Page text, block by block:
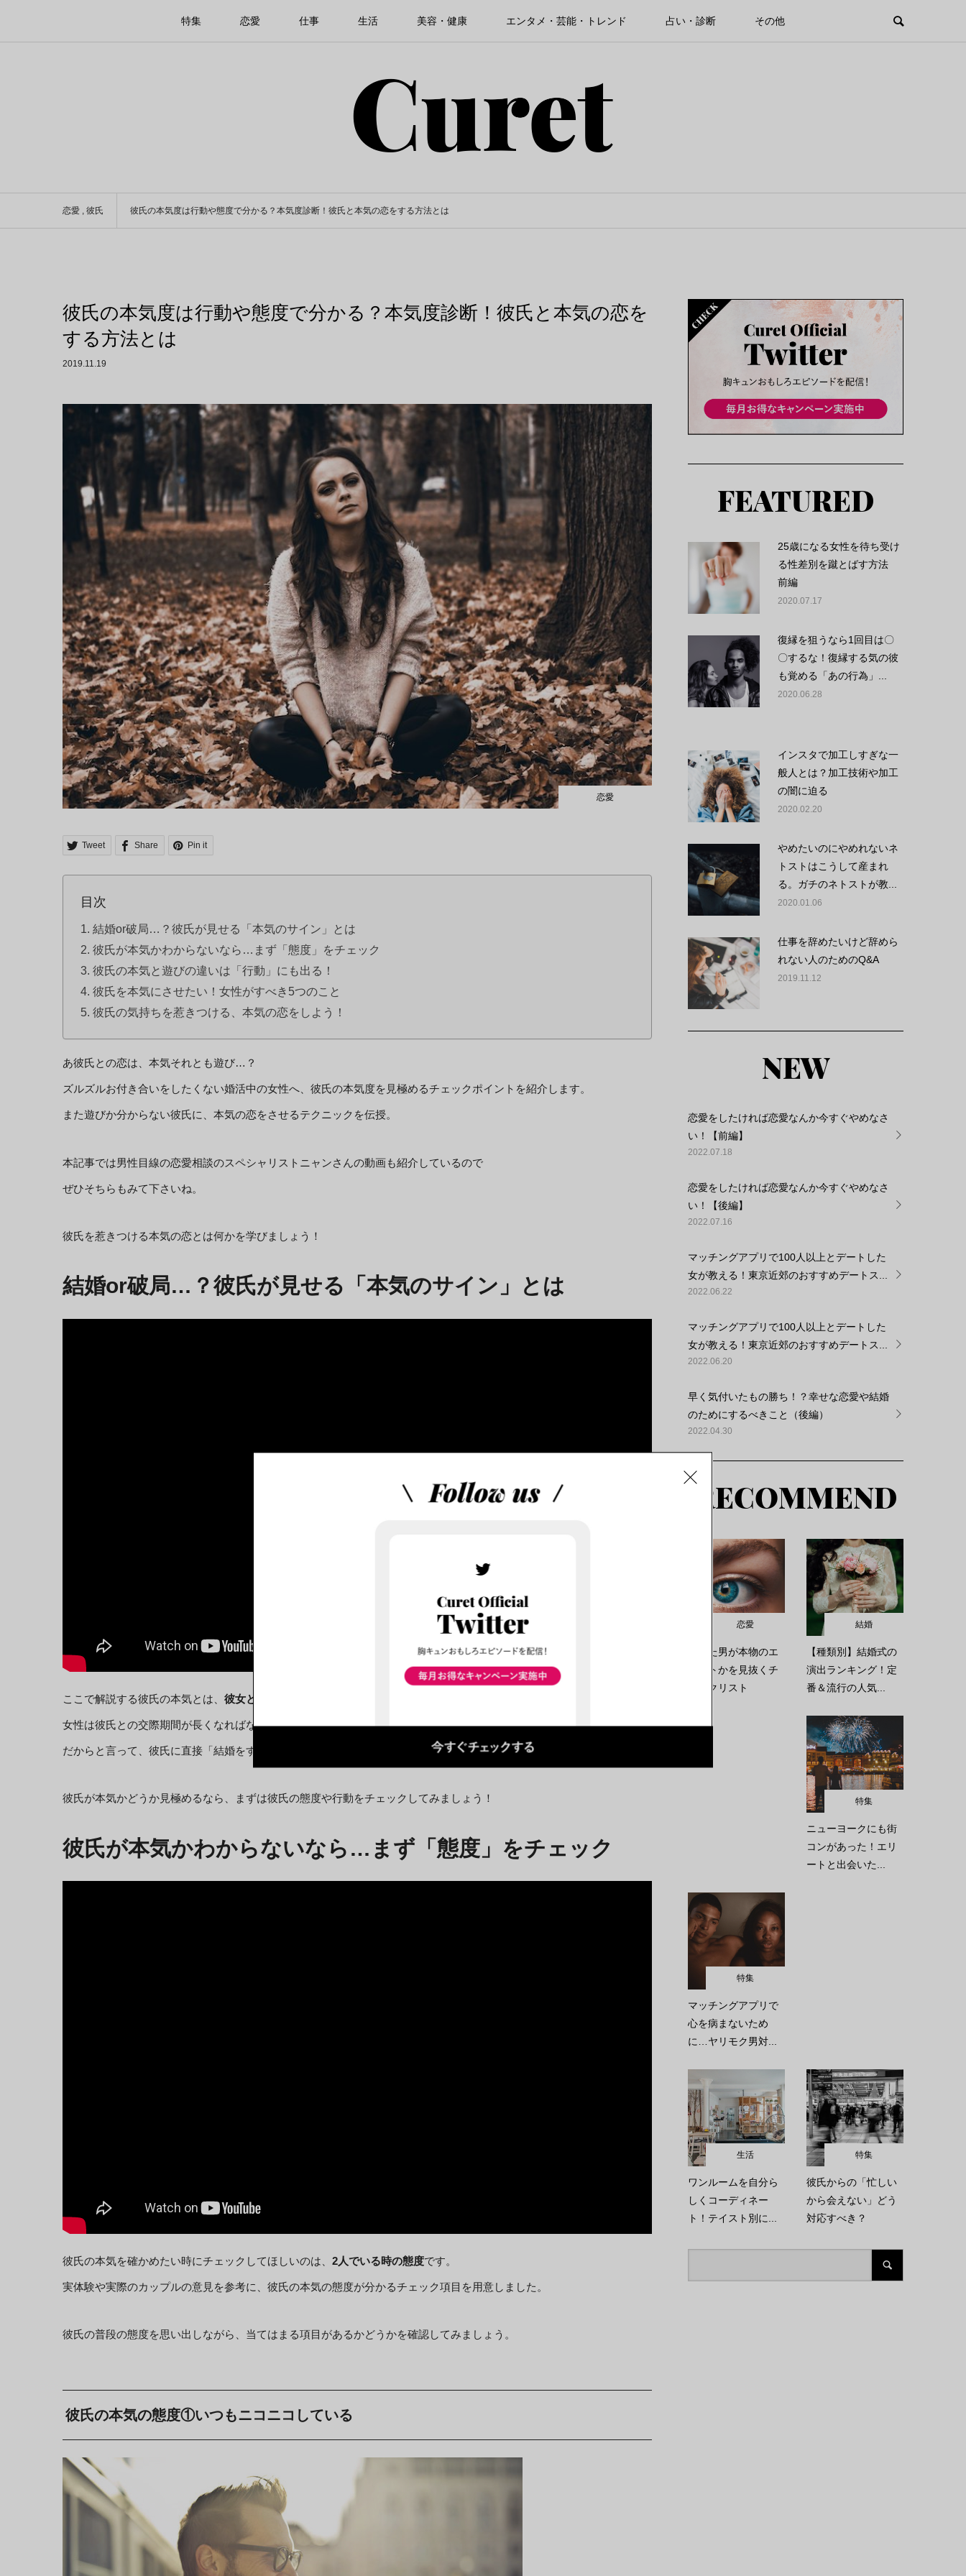
特集 恋愛 仕事 生活 美容・健康 エンタメ・芸能・トレンド 占い・診断 その他
恋愛 彼氏 彼氏の本気度は行動や態度で分かる？本気度診断！彼氏と本気の恋をする方法とは
彼氏の本気度は行動や態度で分かる？本気度診断！彼氏と本気の恋を
する方法とは
2019.11.19
恋愛
Tweet Share Pin it
目次
結婚or破局…？彼氏が見せる「本気のサイン」とは
彼氏が本気かわからないなら…まず「態度」をチェック
彼氏の本気と遊びの違いは「行動」にも出る！
彼氏を本気にさせたい！女性がすべき5つのこと
彼氏の気持ちを惹きつける、本気の恋をしよう！
あ彼氏との恋は、本気それとも遊び…？
ズルズルお付き合いをしたくない婚活中の女性へ、彼氏の本気度を見極めるチェックポイントを紹介します。
また遊びか分からない彼氏に、本気の恋をさせるテクニックを伝授。
本記事では男性目線の恋愛相談のスペシャリストニャンさんの動画も紹介しているので
ぜひそちらもみて下さいね。
彼氏を惹きつける本気の恋とは何かを学びましょう！
結婚or破局…？彼氏が見せる「本気のサイン」とは
ここで解説する彼氏の本気とは、 彼女との結婚を意識しているかどうか
女性は彼氏との交際期間が長くなればなるほど、必然的に将来を考える機会が多くなることでしょう。
だからと言って、彼氏に直接「結婚をする気はあるの？」と問いつめることは、勇気が必要な至難の技です。
彼氏が本気かどうか見極めるなら、まずは彼氏の態度や行動をチェックしてみましょう！
彼氏が本気かわからないなら…まず「態度」をチェック
彼氏の本気を確かめたい時にチェックしてほしいのは、 2人でいる時の態度です。
実体験や実際のカップルの意見を参考に、彼氏の本気の態度が分かるチェック項目を用意しました。
彼氏の普段の態度を思い出しながら、当てはまる項目があるかどうかを確認してみましょう。
彼氏の本気の態度①いつもニコニコしている
FEATURED
25歳になる女性を待ち受け
る性差別を蹴とばす方法
前編
2020.07.17
復縁を狙うなら1回目は〇
〇するな！復縁する気の彼
も覚める「あの行為」...
2020.06.28
インスタで加工しすぎな一
般人とは？加工技術や加工
の闇に迫る
2020.02.20
やめたいのにやめれないネ
トストはこうして産まれ
る。ガチのネトストが教...
2020.01.06
仕事を辞めたいけど辞めら
れない人のためのQ&A
2019.11.12
NEW
恋愛をしたければ恋愛なんか今すぐやめなさ
い！【前編】
2022.07.18
恋愛をしたければ恋愛なんか今すぐやめなさ
い！【後編】
2022.07.16
マッチングアプリで100人以上とデートした
女が教える！東京近郊のおすすめデートス...
2022.06.22
マッチングアプリで100人以上とデートした
女が教える！東京近郊のおすすめデートス...
2022.06.20
早く気付いたもの勝ち！？幸せな恋愛や結婚
のためにするべきこと（後編）
2022.04.30
RECOMMEND
恋愛
恋した男が本物のエ
リートかを見抜くチ
ェックリスト
結婚
【種類別】結婚式の
演出ランキング！定
番＆流行の人気...
特集
ニューヨークにも街
コンがあった！エリ
ートと出会いた...
特集
マッチングアプリで
心を病まないため
に…ヤリモク男対...
生活
ワンルームを自分ら
しくコーディネー
ト！テイスト別に...
特集
彼氏からの「忙しい
から会えない」どう
対応すべき？